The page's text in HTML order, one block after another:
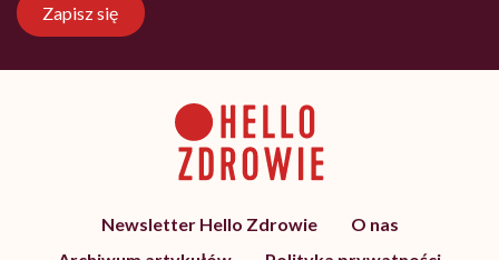
Zapisz się
Newsletter Hello Zdrowie
O nas